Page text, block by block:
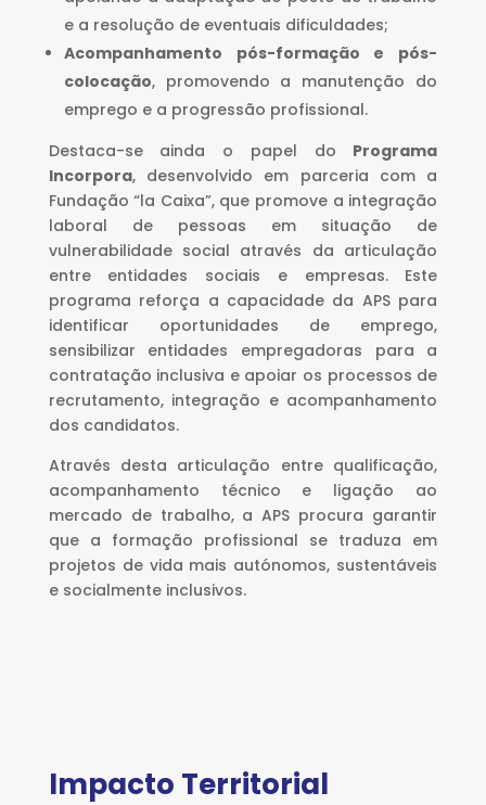
e a resolução de eventuais dificuldades;
Acompanhamento pós-formação e pós-
colocação, promovendo a manutenção do
emprego e a progressão profissional.
Destaca-se ainda o papel do Programa
Incorpora, desenvolvido em parceria com a
Fundação “la Caixa”, que promove a integração
laboral de pessoas em situação de
vulnerabilidade social através da articulação
entre entidades sociais e empresas. Este
programa reforça a capacidade da APS para
identificar oportunidades de emprego,
sensibilizar entidades empregadoras para a
contratação inclusiva e apoiar os processos de
recrutamento, integração e acompanhamento
dos candidatos.
Através desta articulação entre qualificação,
acompanhamento técnico e ligação ao
mercado de trabalho, a APS procura garantir
que a formação profissional se traduza em
projetos de vida mais autónomos, sustentáveis
e socialmente inclusivos.
Impacto Territorial